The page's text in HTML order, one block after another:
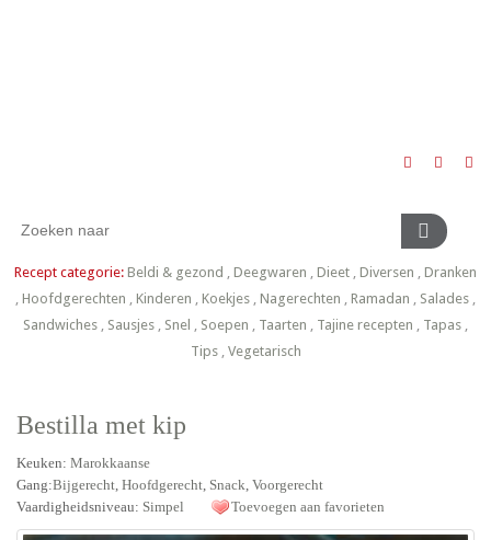
Recept categorie: Beldi & gezond , Deegwaren , Dieet , Diversen , Dranken
, Hoofdgerechten , Kinderen , Koekjes , Nagerechten , Ramadan , Salades ,
Sandwiches , Sausjes , Snel , Soepen , Taarten , Tajine recepten , Tapas ,
Tips, Vegetarisch
Bestilla met kip
Keuken:Marokkaanse
Gang:Bijgerecht,Hoofdgerecht, Snack,Voorgerecht
Vaardigheidsniveau: Simpel Toevoegen aan favorieten